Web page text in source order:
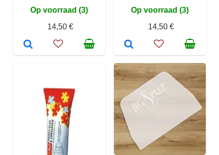
Op voorraad (3)
14,50 €
Op voorraad (3)
14,50 €